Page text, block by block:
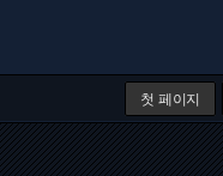
첫 페이지